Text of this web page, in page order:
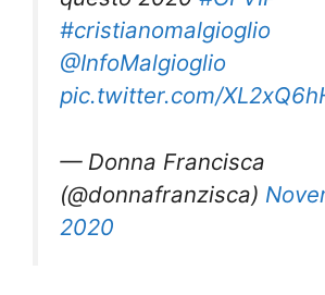
#cristianomalgioglio
@InfoMalgioglio
pic.twitter.com/
— Donna Francisca
(@donnafranzisca)
2020